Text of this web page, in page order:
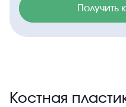
Костная